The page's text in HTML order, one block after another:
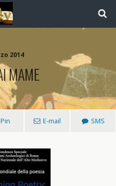
2014
MAME
Pin E-mail SMS